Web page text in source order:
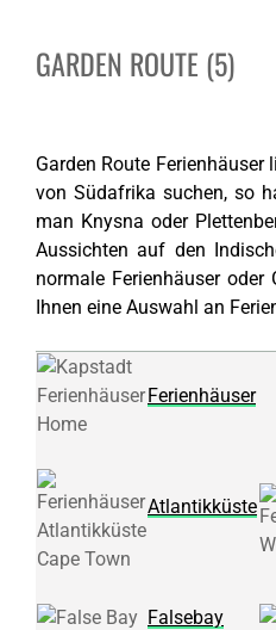
GARDEN ROUTE (5)
Garden Route
von Südafrika suchen, so
man Knysna oder
Aussichten auf den
normale Ferienhäuser
Ihnen eine Auswahl an
Ferienhäuser
Atlantikküste
Falsebay